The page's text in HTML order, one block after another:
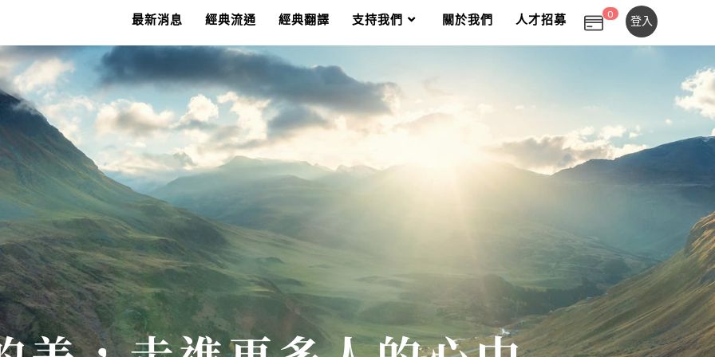
最新消息 經典流通 經典翻譯 支持我們 關於我們 人才招募 0
0 登入